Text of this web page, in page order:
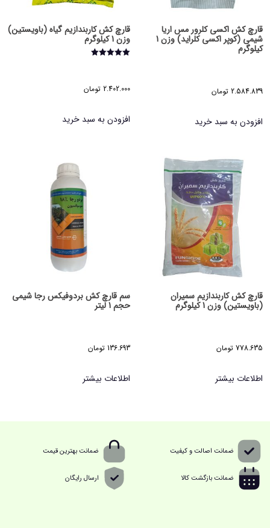
قارچ کش اکسی کلرور مس اریا
شیمی (کوپر اکسی کلراید) وزن 1
کیلوگرم
2.584.839 تومان
افزودن به سبد خرید
قارچ کش کاربندازیم گیاه (باویستین)
وزن 1 کیلوگرم
2.402.000 تومان
افزودن به سبد خرید
قارچ کش کاربندازیم سمیران
(باویستین) وزن 1 کیلوگرم
778.635 تومان
اطلاعات بیشتر
سم قارچ کش بردوفیکس رجا شیمی
حجم 1 لیتر
136.693 تومان
اطلاعات بیشتر
ضمانت اصالت و کیفیت ضمانت بهترین قیمت
ضمانت بازگشت کالا ارسال رایگان